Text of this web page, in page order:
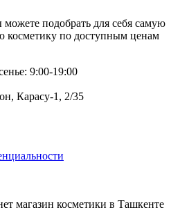
подобрать для себя самую
по доступным ценам
9:00-19:00
Карасу-1, 2/35
магазин косметики в Ташкенте